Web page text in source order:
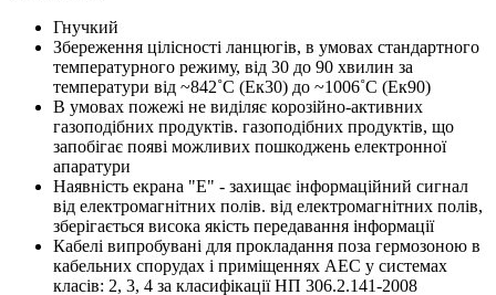
Гнучкий
Збереження цілісності ланцюгів, в умовах стандартного
температурного режиму, від 30 до 90 хвилин за
температури від ~842˚С (Eк30) до ~1006˚С (Eк90)
В умовах пожежі не виділяє корозійно-активних
газоподібних продуктів. газоподібних продуктів, що
запобігає появі можливих пошкоджень електронної
апаратури
Наявність екрана "Е" - захищає інформаційний сигнал
від електромагнітних полів. від електромагнітних полів,
зберігається висока якість передавання інформації
Кабелі випробувані для прокладання поза гермозоною в
кабельних спорудах і приміщеннях АЕС у системах
класів: 2, 3, 4 за класифікації НП 306.2.141-2008